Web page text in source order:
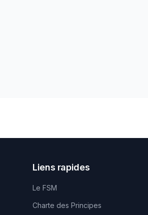
Liens rapides
Le FSM
Charte des Principes